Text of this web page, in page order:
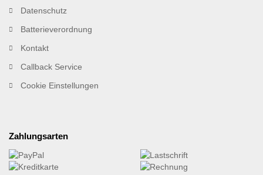
Datenschutz
Batterieverordnung
Kontakt
Callback Service
Cookie Einstellungen
Zahlungsarten